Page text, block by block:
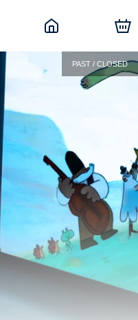
PAST / CLOSED